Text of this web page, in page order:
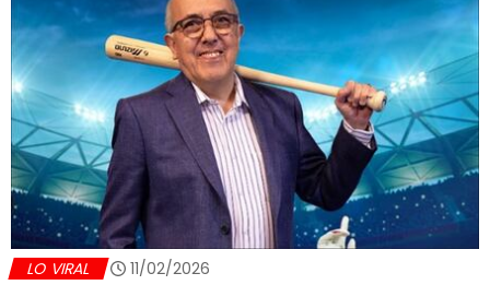
LO VIRAL 11/02/2026